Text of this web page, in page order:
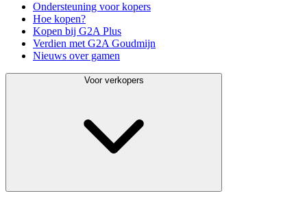
Ondersteuning voor kopers
Hoe kopen?
Kopen bij G2A Plus
Verdien met G2A Goudmijn
Nieuws over gamen
Voor verkopers